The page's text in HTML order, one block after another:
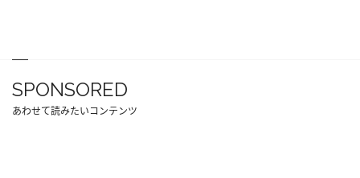
SPONSORED
あわせて読みたいコンテンツ